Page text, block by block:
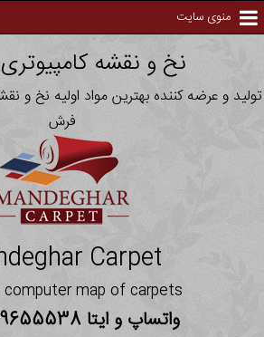
منوی سایت
نخ و نقشه کامپیوتری
تولید و عرضه کننده بهترین مواد اولیه نخ و
فرش
Carpet
computer map of carpets
واتساپ و ایتا 09149655538